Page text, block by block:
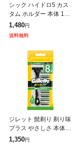
シック ハイドロ5 カス
タム ホルダー 本体 1本
+ 替刃 4個 5枚刃 Schic
k HYDRO5 髭剃り ひげ
1,480円
送料無料
ジレット 髭剃り 剃り味
プラス やさしさ 本体
+替刃8個付 1セット 剃
1,350円